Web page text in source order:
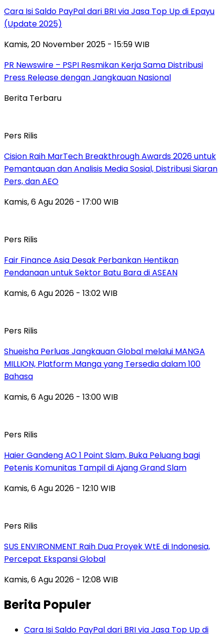
Cara Isi Saldo PayPal dari BRI via Jasa Top Up di Epayu
(Update 2025)
Kamis, 20 November 2025 - 15:59 WIB
PR Newswire – PSPI Resmikan Kerja Sama Distribusi
Press Release dengan Jangkauan Nasional
Berita Terbaru
Pers Rilis
Cision Raih MarTech Breakthrough Awards 2026 untuk
Pemantauan dan Analisis Media Sosial, Distribusi Siaran
Pers, dan AEO
Kamis, 6 Agu 2026 - 17:00 WIB
Pers Rilis
Fair Finance Asia Desak Perbankan Hentikan
Pendanaan untuk Sektor Batu Bara di ASEAN
Kamis, 6 Agu 2026 - 13:02 WIB
Pers Rilis
Shueisha Perluas Jangkauan Global melalui MANGA
MILLION, Platform Manga yang Tersedia dalam 100
Bahasa
Kamis, 6 Agu 2026 - 13:00 WIB
Pers Rilis
Haier Gandeng AO 1 Point Slam, Buka Peluang bagi
Petenis Komunitas Tampil di Ajang Grand Slam
Kamis, 6 Agu 2026 - 12:10 WIB
Pers Rilis
SUS ENVIRONMENT Raih Dua Proyek WtE di Indonesia,
Percepat Ekspansi Global
Kamis, 6 Agu 2026 - 12:08 WIB
Berita Populer
Cara Isi Saldo PayPal dari BRI via Jasa Top Up di